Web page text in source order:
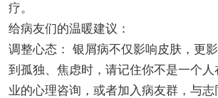
疗。
给病友们的温暖建议：
调整心态： 银屑病不仅影响皮肤，更
到孤独、焦虑时，请记住你不是一个
业的心理咨询，或者加入病友群，与志